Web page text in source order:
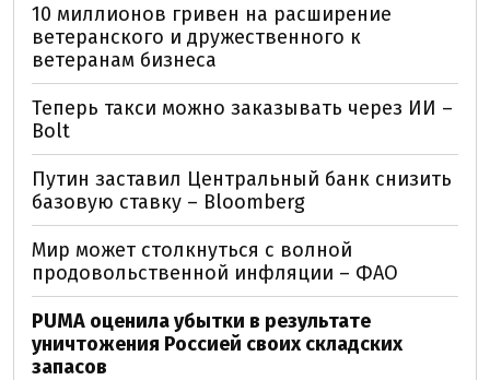
10 миллионов гривен на расширение
ветеранского и дружественного к
ветеранам бизнеса
Теперь такси можно заказывать через ИИ –
Bolt
Путин заставил Центральный банк снизить
базовую ставку – Bloomberg
Мир может столкнуться с волной
продовольственной инфляции – ФАО
PUMA оценила убытки в результате
уничтожения Россией своих складских
запасов